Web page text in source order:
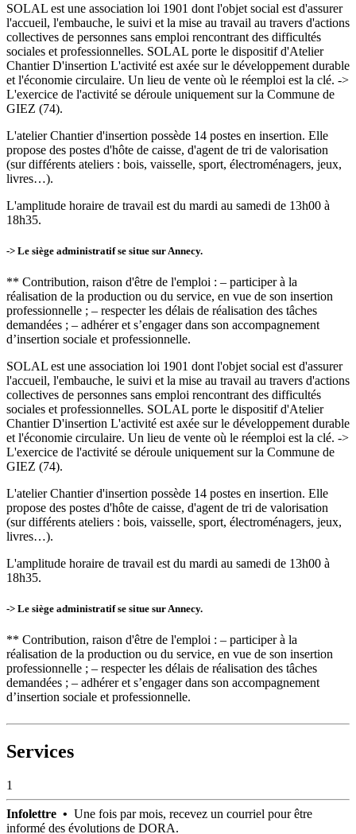
SOLAL est une association loi 1901 dont l'objet social est d'assurer
l'accueil, l'embauche, le suivi et la mise au travail au travers d'actions
collectives de personnes sans emploi rencontrant des difficultés
sociales et professionnelles. SOLAL porte le dispositif d'Atelier
Chantier D'insertion L'activité est axée sur le développement durable
et l'économie circulaire. Un lieu de vente où le réemploi est la clé. ->
L'exercice de l'activité se déroule uniquement sur la Commune de
GIEZ (74).
L'atelier Chantier d'insertion possède 14 postes en insertion. Elle
propose des postes d'hôte de caisse, d'agent de tri de valorisation
(sur différents ateliers : bois, vaisselle, sport, électroménagers, jeux,
livres…).
L'amplitude horaire de travail est du mardi au samedi de 13h00 à
18h35.
-> Le siège administratif se situe sur Annecy.
** Contribution, raison d'être de l'emploi : – participer à la
réalisation de la production ou du service, en vue de son insertion
professionnelle ; – respecter les délais de réalisation des tâches
demandées ; – adhérer et s’engager dans son accompagnement
d’insertion sociale et professionnelle.
SOLAL est une association loi 1901 dont l'objet social est d'assurer
l'accueil, l'embauche, le suivi et la mise au travail au travers d'actions
collectives de personnes sans emploi rencontrant des difficultés
sociales et professionnelles. SOLAL porte le dispositif d'Atelier
Chantier D'insertion L'activité est axée sur le développement durable
et l'économie circulaire. Un lieu de vente où le réemploi est la clé. ->
L'exercice de l'activité se déroule uniquement sur la Commune de
GIEZ (74).
L'atelier Chantier d'insertion possède 14 postes en insertion. Elle
propose des postes d'hôte de caisse, d'agent de tri de valorisation
(sur différents ateliers : bois, vaisselle, sport, électroménagers, jeux,
livres…).
L'amplitude horaire de travail est du mardi au samedi de 13h00 à
18h35.
-> Le siège administratif se situe sur Annecy.
** Contribution, raison d'être de l'emploi : – participer à la
réalisation de la production ou du service, en vue de son insertion
professionnelle ; – respecter les délais de réalisation des tâches
demandées ; – adhérer et s’engager dans son accompagnement
d’insertion sociale et professionnelle.
Services
1
Infolettre • Une fois par mois, recevez un courriel pour être
informé des évolutions de DORA.